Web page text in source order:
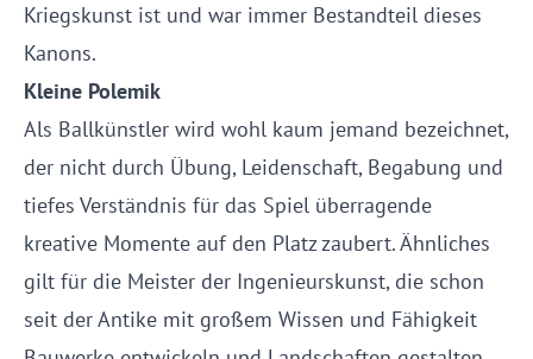
Kriegskunst ist und war immer Bestandteil dieses
Kanons.
Kleine Polemik
Als Ballkünstler wird wohl kaum jemand bezeichnet,
der nicht durch Übung, Leidenschaft, Begabung und
tiefes Verständnis für das Spiel überragende
kreative Momente auf den Platz zaubert. Ähnliches
gilt für die Meister der Ingenieurskunst, die schon
seit der Antike mit großem Wissen und Fähigkeit